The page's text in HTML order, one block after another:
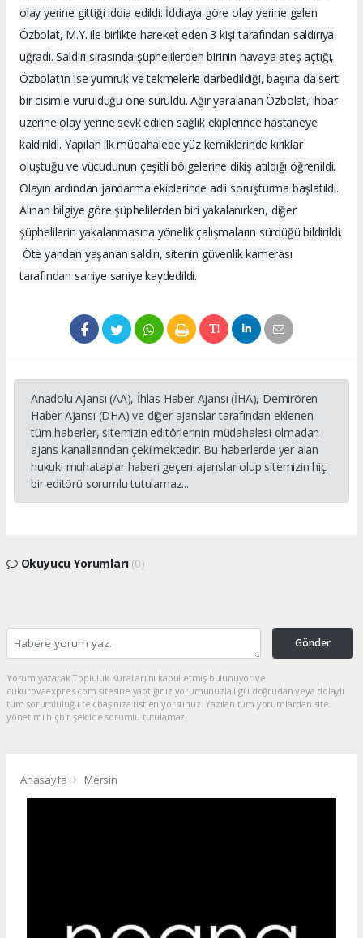
olay yerine gittiği iddia edildi. İddiaya göre olay yerine gelen
Özbolat, M.Y. ile birlikte hareket eden 3 kişi tarafından saldırıya
uğradı. Saldırı sırasında şüphelilerden birinin havaya ateş açtığı,
Özbolat'ın ise yumruk ve tekmelerle darbedildiği, başına da sert
bir cisimle vurulduğu öne sürüldü. Ağır yaralanan Özbolat, ihbar
üzerine olay yerine sevk edilen sağlık ekiplerince hastaneye
kaldırıldı. Yapılan ilk müdahalede yüz kemiklerinde kırıklar
oluştuğu ve vücudunun çeşitli bölgelerine dikiş atıldığı öğrenildi.
Olayın ardından jandarma ekiplerince adli soruşturma başlatıldı.
Alınan bilgiye göre şüphelilerden biri yakalanırken, diğer
şüphelilerin yakalanmasına yönelik çalışmaların sürdüğü bildirildi.
Öte yandan yaşanan saldırı, sitenin güvenlik kamerası
tarafından saniye saniye kaydedildi.
Anadolu Ajansı (AA), İhlas Haber Ajansı (İHA), Demirören
Haber Ajansı (DHA) ve diğer ajanslar tarafından eklenen
tüm haberler, sitemizin editörlerinin müdahalesi olmadan
ajans kanallarından çekilmektedir. Bu haberlerde yer alan
hukuki muhataplar haberi geçen ajanslar olup sitemizin hiç
bir editörü sorumlu tutulamaz...
Okuyucu Yorumları (0)
Gönder
Yorum yazarak Topluluk Kuralları’nı kabul etmiş bulunuyor ve
cukurovaexpres.com sitesine yaptığınız yorumunuzla ilgili doğrudan veya dolaylı
tüm sorumluluğu tek başınıza üstleniyorsunuz. Yazılan tüm yorumlardan site
yönetimi hiçbir şekilde sorumlu tutulamaz.
Anasayfa Mersin